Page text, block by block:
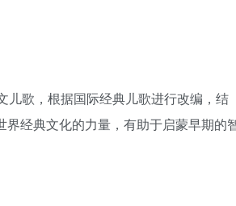
儿歌，根据国际经典儿歌进行改编，结
经典文化的力量，有助于启蒙早期的